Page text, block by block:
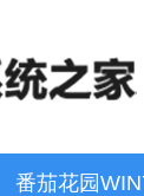
番茄花园